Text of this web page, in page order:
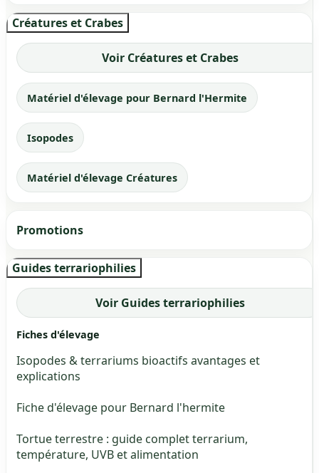
Créatures et Crabes
Voir Créatures et Crabes
Matériel d'élevage pour Bernard l'Hermite
Isopodes
Matériel d'élevage Créatures
Promotions
Guides terrariophilies
Voir Guides terrariophilies
Fiches d'élevage
Isopodes & terrariums bioactifs avantages et
explications
Fiche d'élevage pour Bernard l'hermite
Tortue terrestre : guide complet terrarium,
température, UVB et alimentation